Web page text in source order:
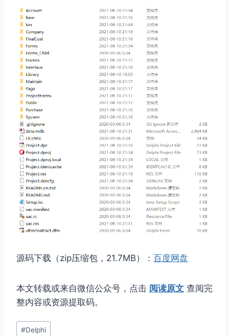
源码下载（zip压缩包，21.7MB）： 百度网盘
本文转载或来自微信公众号，点击 阅读原文 查阅完
整内容或资源提取码。
文
#Delphi